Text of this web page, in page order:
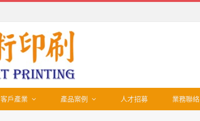
客戶產業 產品案例 人才招募 業務聯絡